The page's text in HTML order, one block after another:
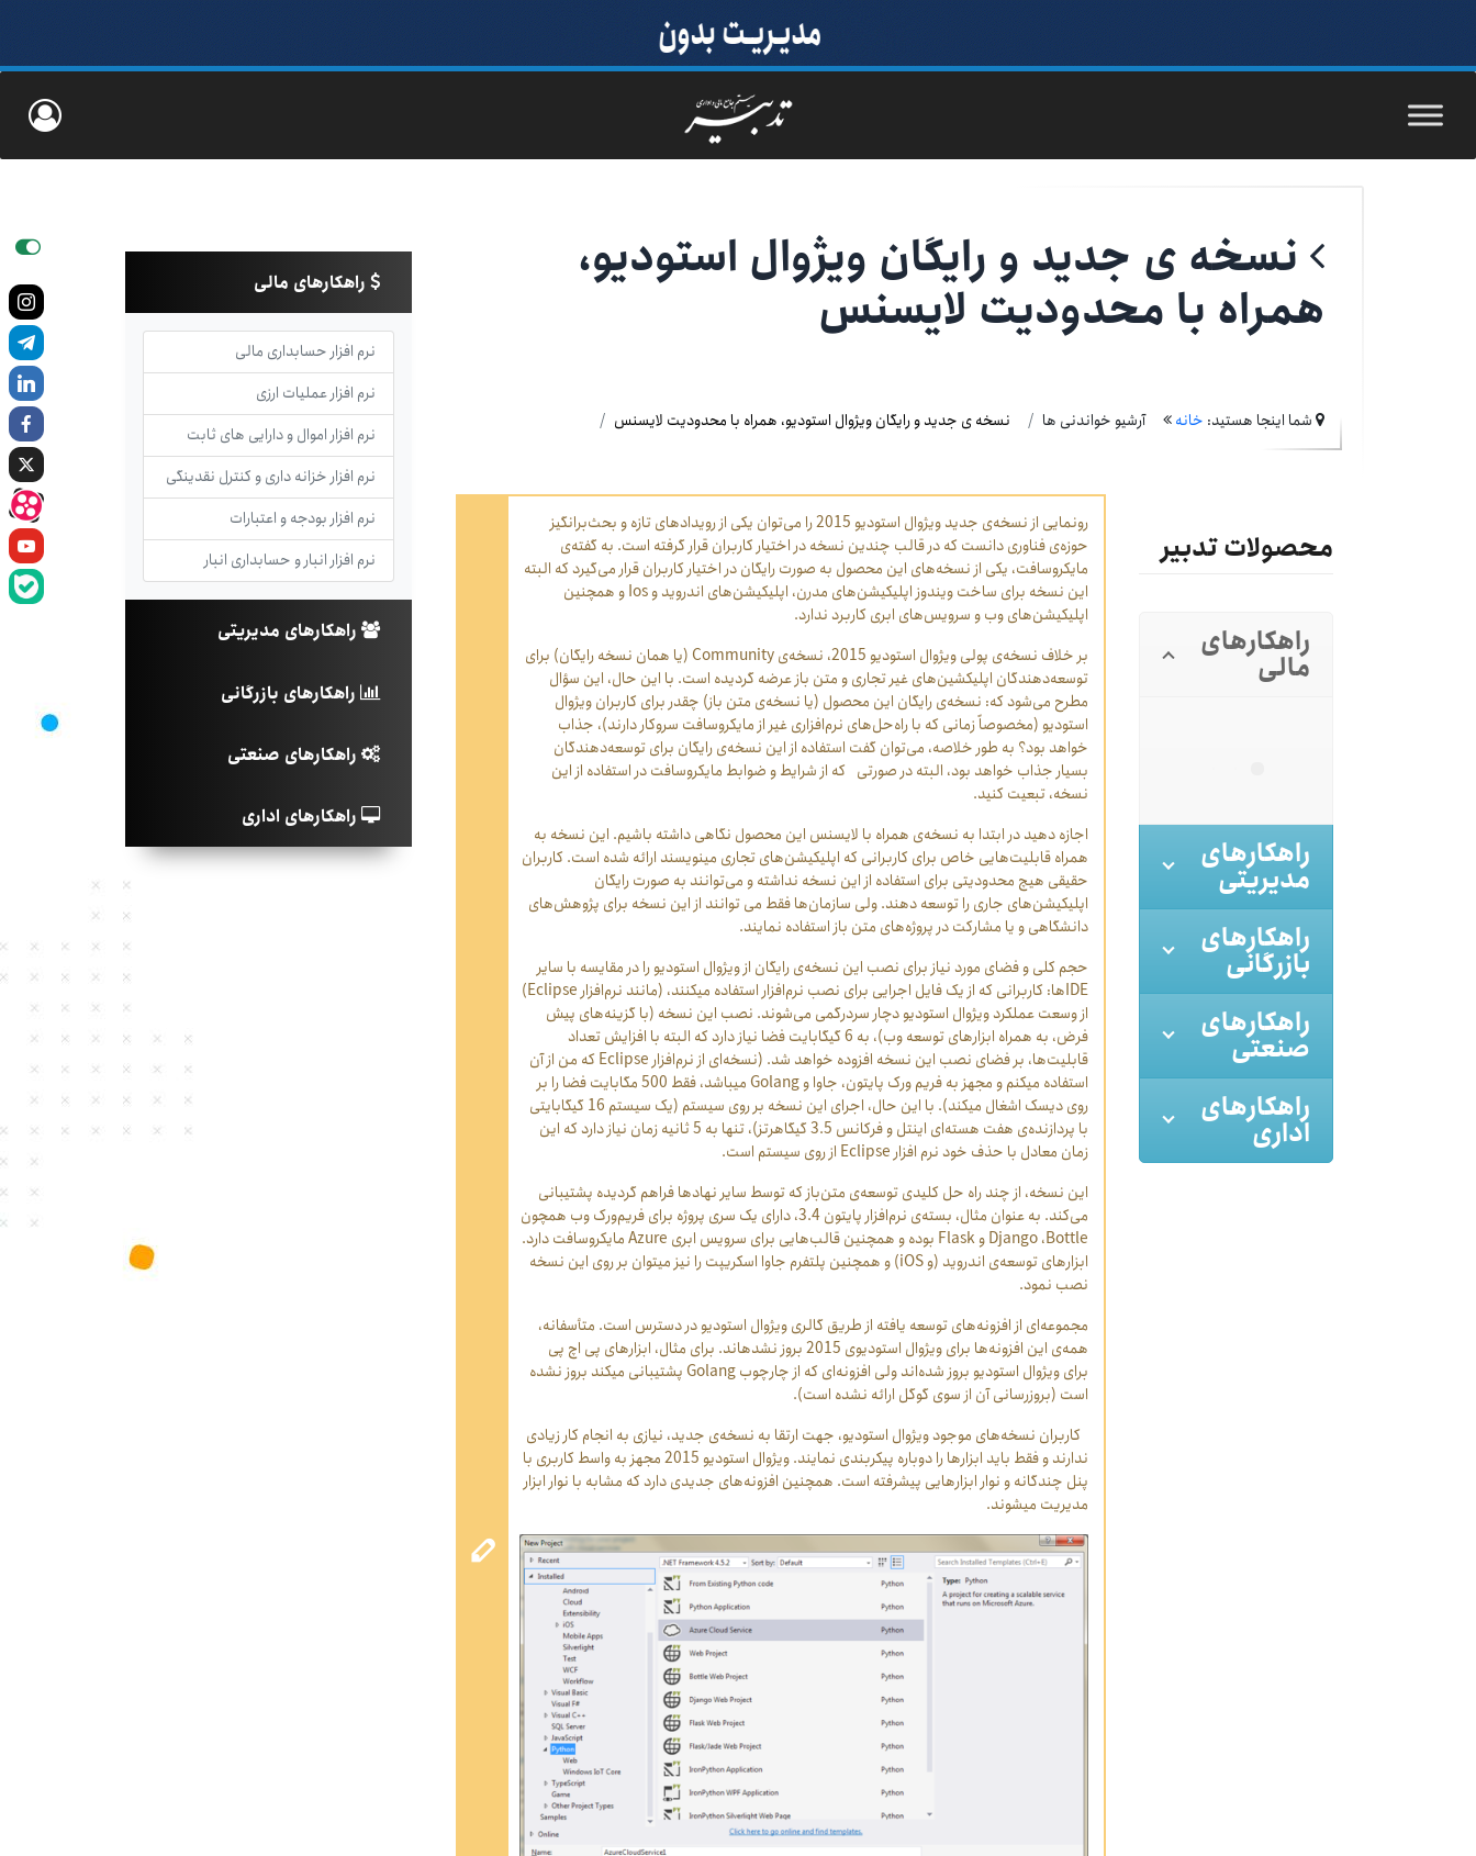
نسخه ی جدید و رایگان ویژوال استودیو،
همراه با محدودیت لایسنس
شما اینجا هستید: خانه آرشیو خواندنی ها نسخه ی جدید و رایگان ویژوال استودیو، همراه با محدودیت لایسنس
رونمایی از نسخه‌‏ی جدید ویژوال استودیو 2015 را می‌‏توان یکی از رویدادهای تازه و بحث‏‌برانگیز
حوزه‏‌ی فناوری دانست که در قالب چندین نسخه در اختیار کاربران قرار گرفته است. به گفته‏‌ی
مایکروسافت، یکی از نسخه‏‌های این محصول به صورت رایگان در اختیار کاربران قرار می‏‌گیرد که البته
این نسخه برای ساخت ویندوز اپلیکیشن‏‌های مدرن، اپلیکیشن‏‌های اندروید وIosو همچنین
اپلیکیشن‏‌های وب و سرویس‏‌های ابری کاربرد ندارد.
بر خلاف نسخه‏‌ی پولی ویژوال استودیو 2015، نسخه‌‏ی
Community (یا همان نسخه رایگان) برای
توسعه‌‏دهندگان اپلیکشین‏‌های غیر تجاری و متن باز عرضه گردیده است. با این حال، این سؤال
مطرح می‌‏شود که: نسخه‌‏ی رایگان این محصول (یا نسخه‏‌ی متن باز) چقدر برای کاربران ویژوال
استودیو (مخصوصاً زمانی که با راه‌‏حل‏‌های نرم‌‏افزاری غیر از مایکروسافت سروکار دارند)، جذاب
خواهد بود؟ به طور خلاصه، می‏‌توان گفت استفاده از این نسخه‏‌ی رایگان برای توسعه‌‏دهندگان
بسیار جذاب خواهد بود، البته در صورتی که از شرایط و ضوابط مایکروسافت در استفاده از این
نسخه، تبعیت کنید.
اجازه دهید در ابتدا به نسخه‏‌ی همراه با لایسنس این محصول نگاهی داشته باشیم. این نسخه به
همراه قابلیت‏‌هایی خاص برای کاربرانی که اپلیکیشن‌‏های تجاری می‏نویسند ارائه شده است. کاربران
حقیقی هیچ محدودیتی برای استفاده از این نسخه نداشته و می‌‏توانند به صورت رایگان
اپلیکیشن‌‏های جاری را توسعه دهند. ولی سازمان‏‌ها فقط می توانند از این نسخه برای پژوهش‏‌های
دانشگاهی و یا مشارکت در پروژه‏‌های متن باز استفاده نمایند.
حجم کلی و فضای مورد نیاز برای نصب این نسخه‏‌ی رایگان از ویژوال استودیو را در مقایسه با سایر
IDE‏ها: کاربرانی که از یک فایل اجرایی برای نصب نرم‌‏افزار استفاده می‎کنند، (مانند نرم‏‌افزار Eclipse
)
از وسعت عملکرد ویژوال استودیو دچار سردرگمی می‌‏شوند. نصب این نسخه (با گزینه‏‌های پیش
فرض، به همراه ابزارهای توسعه وب)، به 6 گیگابایت فضا نیاز دارد که البته با افزایش تعداد
قابلیت‏‌ها، بر فضای نصب این نسخه افزوده خواهد شد. (نسخه‌‏ای از نرم‌‏افزارEclipse که من از آن
استفاده می‏کنم و مجهز به فریم ورک پایتون، جاوا وGolang
می‏باشد، فقط 500 مگابایت فضا را بر
روی دیسک اشغال می‏کند). با این حال، اجرای این نسخه بر روی سیستم (یک سیستم 16 گیگابایتی
با پردازنده‌‏ی هفت هسته‏‌ای اینتل و فرکانس 3.5 گیگاهرتز)، تنها به 5 ثانیه زمان نیاز دارد که این
زمان معادل با حذف خود نرم افزارEclipse از روی سیستم است.
این نسخه‏، از چند راه حل‏ کلیدی توسعه‏‌ی متن‏‌باز که توسط سایر نهادها فراهم گردیده پشتیبانی
می‌‏کند. به عنوان مثال، بسته‏‌ی نرم‏‌افزار پایتون 3.4، دارای یک سری پروژه برای فریم‏‌ورک وب همچون
Bottle،DjangoوFlask بوده و همچنین قالب‌هایی برای سرویس ابری Azureمایکروسافت دارد.
ابزارهای توسعه‌‏ی اندروید (وiOS) و همچنین پلت‏فرم جاوا اسکریپت را نیز می‏توان بر روی این نسخه
نصب نمود.
مجموعه‌‏ای از افزونه‌‏های توسعه یافته از طریق گالری ویژوال استودیو در دسترس است. متأسفانه،
همه‏‌ی این افزونه‌‏ها برای ویژوال استودیوی 2015 بروز نشده‏اند. برای مثال، ابزارهای پی اچ پی
برای ویژوال استودیو بروز شده‏‌اند ولی افزونه‏‌ای که از چارچوبGolang پشتیبانی می‏کند بروز نشده
است (بروزرسانی آن از سوی گوگل ارائه نشده است).
کاربران نسخه‌‏های موجود ویژوال استودیو، جهت ارتقا به نسخه‏‌ی جدید، نیازی به انجام کار زیادی
ندارند و فقط باید ابزارها را دوباره پیکربندی نمایند. ویژوال استودیو 2015 مجهز به واسط کاربری با
پنل چندگانه و نوار ابزارهایی پیشرفته است. همچنین افزونه‏‌های جدیدی دارد که مشابه با نوار ابزار
مدیریت می‏شوند.
محصولات تدبیر
راهکارهای
مالی
راهکارهای
مدیریتی
راهکارهای
بازرگانی
راهکارهای
صنعتی
راهکارهای
اداری
راهکارهای مالی
نرم افزار حسابداری مالی
نرم افزار عملیات ارزی
نرم افزار اموال و دارایی های ثابت
نرم افزار خزانه داری و کنترل نقدینگی
نرم افزار بودجه و اعتبارات
نرم افزار انبار و حسابداری انبار
راهکارهای مدیریتی
راهکارهای بازرگانی
راهکارهای صنعتی
راهکارهای اداری